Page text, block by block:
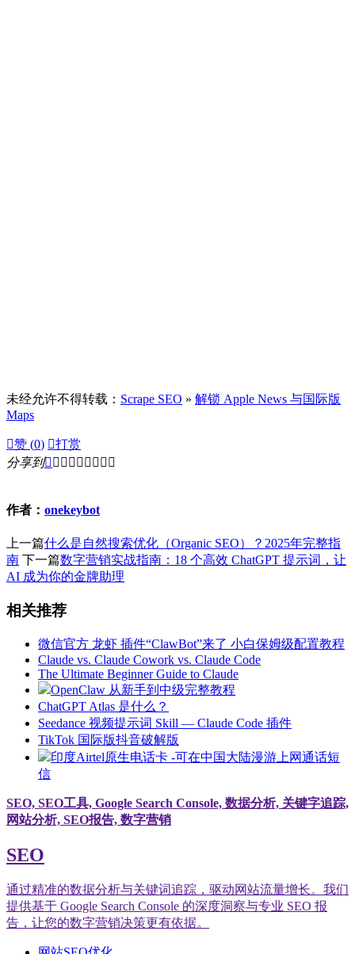
未经允许不得转载： Scrape SEO » 解锁 Apple News 与国际版
Maps
赞 (0) 打赏
分享到        
作者： onekeybot
上一篇什么是自然搜索优化（Organic SEO）？2025年完整指
南 下一篇数字营销实战指南：18 个高效 ChatGPT 提示词，让
AI 成为你的金牌助理
相关推荐
微信官方 龙虾 插件“ClawBot”来了 小白保姆级配置教程
Claude vs. Claude Cowork vs. Claude Code
The Ultimate Beginner Guide to Claude
OpenClaw 从新手到中级完整教程
ChatGPT Atlas 是什么？
Seedance 视频提示词 Skill — Claude Code 插件
TikTok 国际版抖音破解版
印度Airtel原生电话卡 -可在中国大陆漫游上网通话短
信
SEO, SEO工具, Google Search Console, 数据分析, 关键字追踪,
网站分析, SEO报告, 数字营销
SEO
通过精准的数据分析与关键词追踪，驱动网站流量增长。我们
提供基于 Google Search Console 的深度洞察与专业 SEO 报
告，让您的数字营销决策更有依据。